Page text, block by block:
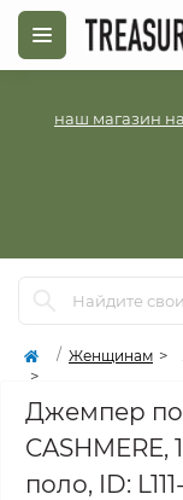
наш магазин
Женщинам
Джемпер
поло, ID: